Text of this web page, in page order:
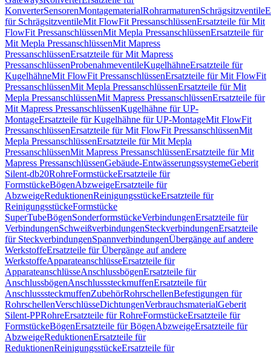
KonverterSensorenMontagematerialRohrarmaturenSchrägsitzventile
für SchrägsitzventileMit FlowFit PressanschlüssenErsatzteile für Mit
FlowFit PressanschlüssenMit Mepla PressanschlüssenErsatzteile für
Mit Mepla PressanschlüssenMit Mapress
PressanschlüssenErsatzteile für Mit Mapress
PressanschlüssenProbenahmeventileKugelhähneErsatzteile für
KugelhähneMit FlowFit PressanschlüssenErsatzteile für Mit FlowFit
PressanschlüssenMit Mepla PressanschlüssenErsatzteile für Mit
Mepla PressanschlüssenMit Mapress PressanschlüssenErsatzteile für
Mit Mapress PressanschlüssenKugelhähne für UP-
MontageErsatzteile für Kugelhähne für UP-MontageMit FlowFit
PressanschlüssenErsatzteile für Mit FlowFit PressanschlüssenMit
Mepla PressanschlüssenErsatzteile für Mit Mepla
PressanschlüssenMit Mapress PressanschlüssenErsatzteile für Mit
Mapress PressanschlüssenGebäude-EntwässerungssystemeGeberit
Silent-db20RohreFormstückeErsatzteile für
FormstückeBögenAbzweigeErsatzteile für
AbzweigeReduktionenReinigungsstückeErsatzteile für
ReinigungsstückeFormstücke
SuperTubeBögenSonderformstückeVerbindungenErsatzteile für
VerbindungenSchweißverbindungenSteckverbindungenErsatzteile
für SteckverbindungenSpannverbindungenÜbergänge auf andere
WerkstoffeErsatzteile für Übergänge auf andere
WerkstoffeApparateanschlüsseErsatzteile für
ApparateanschlüsseAnschlussbögenErsatzteile für
AnschlussbögenAnschlusssteckmuffenErsatzteile für
AnschlusssteckmuffenZubehörRohrschellenBefestigungen für
RohrschellenVerschlüsseDichtungenVerbrauchsmaterialGeberit
Silent-PPRohreErsatzteile für RohreFormstückeErsatzteile für
FormstückeBögenErsatzteile für BögenAbzweigeErsatzteile für
AbzweigeReduktionenErsatzteile für
ReduktionenReinigungsstückeErsatzteile für